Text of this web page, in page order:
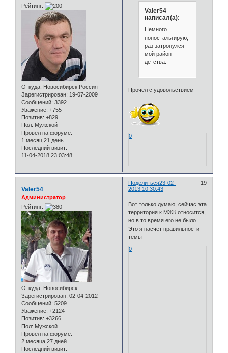
Рейтинг:
Откуда: Новосибирск,Россия
Зарегистрирован: 19-07-2009
Сообщений: 3392
Уважение: +755
Позитив: +829
Пол: Мужской
Провел на форуме:
1 месяц 21 день
Последний визит:
11-04-2018 23:03:48
Valer54
написал(а):
Немного
поностальгирую,
раз затронулся
мой район
детства.
Прочёл с удовольствием
0
Поделиться 19
23-02-
2013 10:30:43
Valer54
Администратор
Рейтинг:
Откуда: Новосибирск
Зарегистрирован: 02-04-2012
Сообщений: 5209
Уважение: +2124
Позитив: +3266
Пол: Мужской
Провел на форуме:
2 месяца 27 дней
Последний визит:
Вот только думаю, сейчас эта
территория к МЖК относится,
но в то время его не было.
Это я насчёт правильности
темы
0